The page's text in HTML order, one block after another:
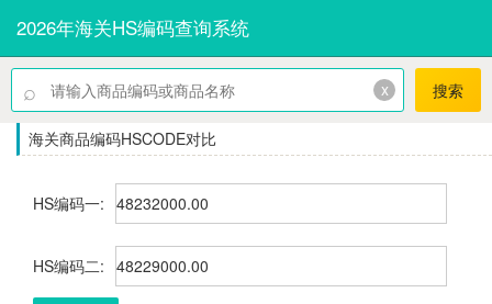
2026年海关HS编码查询系统
⌕ x 搜索
海关商品编码HSCODE对比
HS编码一:
HS编码二: